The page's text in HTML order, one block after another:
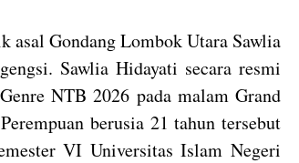
Gondang Lombok Utara Sawlia
Sawlia Hidayati secara resmi
NTB 2026 pada malam Grand
berusia 21 tahun tersebut
VI Universitas Islam Negeri